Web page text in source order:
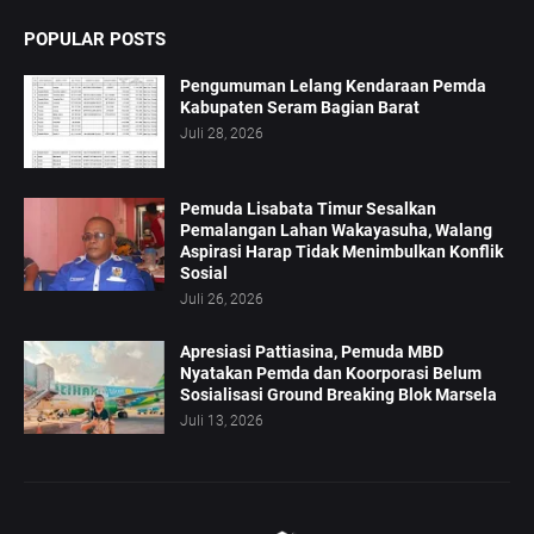
POPULAR POSTS
Pengumuman Lelang Kendaraan Pemda
Kabupaten Seram Bagian Barat
Juli 28, 2026
Pemuda Lisabata Timur Sesalkan
Pemalangan Lahan Wakayasuha, Walang
Aspirasi Harap Tidak Menimbulkan Konflik
Sosial
Juli 26, 2026
Apresiasi Pattiasina, Pemuda MBD
Nyatakan Pemda dan Koorporasi Belum
Sosialisasi Ground Breaking Blok Marsela
Juli 13, 2026